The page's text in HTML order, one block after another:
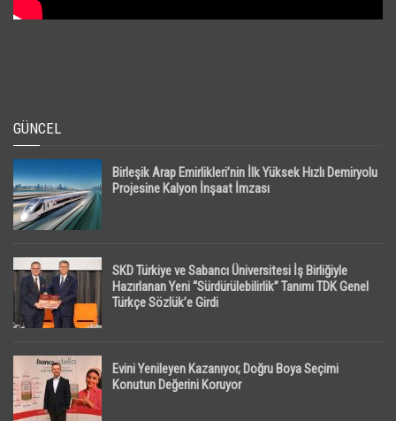
GÜNCEL
Birleşik Arap Emirlikleri’nin İlk Yüksek Hızlı Demiryolu
Projesine Kalyon İnşaat İmzası
SKD Türkiye ve Sabancı Üniversitesi İş Birliğiyle
Hazırlanan Yeni “Sürdürülebilirlik” Tanımı TDK Genel
Türkçe Sözlük’e Girdi
Evini Yenileyen Kazanıyor, Doğru Boya Seçimi
Konutun Değerini Koruyor